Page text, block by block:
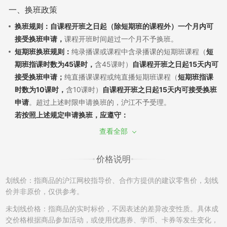
一、换班政策
换班规则：自课程开班之日起（除短期班的课程外）一个月内可
接受换班申请， 课程开班时间超过一个月不予换班。
短期班换班规则： 纯录播课或课程中含录播课的短期班课程（短
期班指课时数为45课时， 含45课时）
自课程开班之日起15天内可
接受换班申请； 纯直播课课程或纯直播短期班课程（短期班指课
时数为10课时， 含10课时）
自课程开班之日起15天内可接受换班
申请。超过上述时限申请换班的，沪江不予受理。
若按照上述规定申请换班，应遵守：
（1）换班需经过学员申请和沪江审批，换班差价需遵循现行售后
录，可申请换班至该课程的其他班级，差价不退不补。
（2）如产生课程换班，开通课程时使用消耗的学习卡/优惠券将
不能再次使用，亦不能在置换的班级中进行抵扣课程费用。
（3）开通的课程只有一次换班机会，已申请并成功更换的课程不
再接受换班申请。另外，成功换班后的课程，不再享有申请退班
查看全部
价格说明
划线价：指商品的沪江网校指导价、合作方提供的建议零售价，划线
价并非原价，仅供参考。
未划线价格：指商品的实时标价，不因表述的差异改变性质。具体成
交价格根据商品参加活动，或使用优惠券、学币、卡券等发生变化，